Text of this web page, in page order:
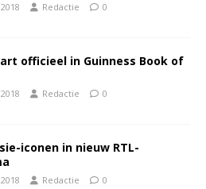
Redactie 0
officieel in Guinness Book of
Redactie 0
iconen in nieuw RTL-
Redactie 0